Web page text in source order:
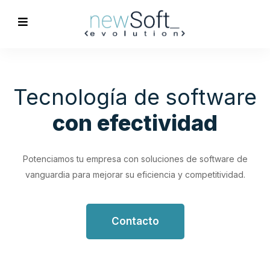
Optimización de
Procesos
trabajo.